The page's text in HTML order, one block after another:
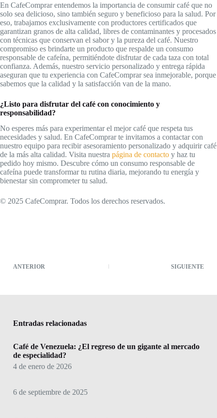
En CafeComprar entendemos la importancia de consumir café que no
solo sea delicioso, sino también seguro y beneficioso para la salud. Por
eso, trabajamos exclusivamente con productores certificados que
garantizan granos de alta calidad, libres de contaminantes y procesados
con técnicas que conservan el sabor y la pureza del café. Nuestro
compromiso es brindarte un producto que respalde un consumo
responsable de cafeína, permitiéndote disfrutar de cada taza con total
confianza. Además, nuestro servicio personalizado y entrega rápida
aseguran que tu experiencia con CafeComprar sea inmejorable, porque
sabemos que la calidad y la satisfacción van de la mano.
¿Listo para disfrutar del café con conocimiento y
responsabilidad?
No esperes más para experimentar el mejor café que respeta tus
necesidades y salud. En CafeComprar te invitamos a contactar con
nuestro equipo para recibir asesoramiento personalizado y adquirir café
de la más alta calidad. Visita nuestra página de contacto y haz tu
pedido hoy mismo. Descubre cómo un consumo responsable de
cafeína puede transformar tu rutina diaria, mejorando tu energía y
bienestar sin comprometer tu salud.
© 2025 CafeComprar. Todos los derechos reservados.
ANTERIOR SIGUIENTE
Entradas relacionadas
Café de Venezuela: ¿El regreso de un gigante al mercado
de especialidad?
4 de enero de 2026
6 de septiembre de 2025